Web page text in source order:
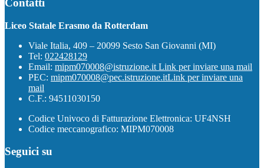
Contatti
Liceo Statale Erasmo da Rotterdam
Viale Italia, 409 – 20099 Sesto San Giovanni (MI)
Tel: 022428129
Email: mipm070008@istruzione.it Link per inviare una mail
PEC: mipm070008@pec.istruzione.itLink per inviare una
mail
C.F.: 94511030150
Codice Univoco di Fatturazione Elettronica: UF4NSH
Codice meccanografico: MIPM070008
Seguici su